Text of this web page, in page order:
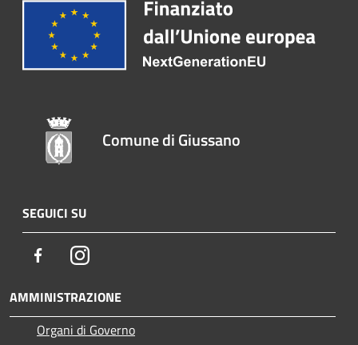
Comune di Giussano
SEGUICI SU
FacebookInstagram
AMMINISTRAZIONE
Organi di Governo